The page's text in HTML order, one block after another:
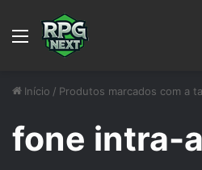
Menu
Início / Produtos marcados com a
fone intra-